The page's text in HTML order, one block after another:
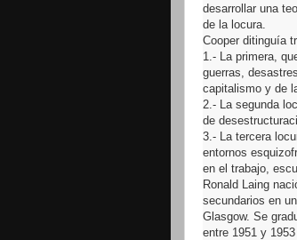
desarrollar una
de la locura.
Cooper ditinguía
1.- La primera,
guerras,
capitalismo y de
2.- La segunda
de
3.- La tercera
entornos
en el trabajo,
Ronald Laing
secundarios en
Glasgow. Se
entre 1951 y